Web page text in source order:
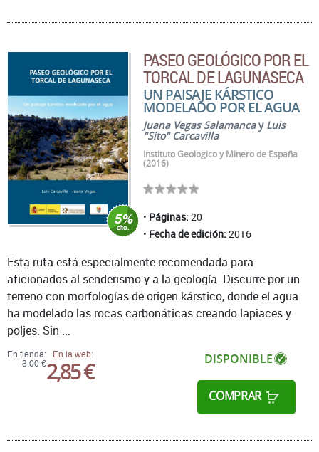
PASEO GEOLÓGICO POR EL
TORCAL DE LAGUNASECA
UN PAISAJE KÁRSTICO
MODELADO POR EL AGUA
Juana Vegas Salamancay Luis
"Sito" Carcavilla
Instituto Geologico y Minero de España
(2016)
Páginas: 20
Fecha de edición: 2016
En tienda:
3,00 €
En la web:
2,85 € DISPONIBLE
COMPRAR
Esta ruta está especialmente recomendada para
aficionados al senderismo y a la geología. Discurre por un
terreno con morfologías de origen kárstico, donde el agua
ha modelado las rocas carbonáticas creando lapiaces y
poljes. Sin ...